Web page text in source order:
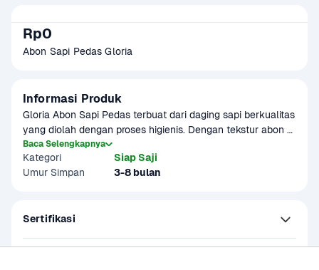
Rp0
Abon Sapi Pedas Gloria
Informasi Produk
Gloria Abon Sapi Pedas terbuat dari daging sapi berkualitas
yang diolah dengan proses higienis. Dengan tekstur abon
yang lembut dan rasa pedas yang pas cocok sebagai
teman santap nasi anda yang praktis dan sehat.
Baca Selengkapnya
Kategori
Siap Saji
Umur Simpan
3-8 bulan
Sertifikasi